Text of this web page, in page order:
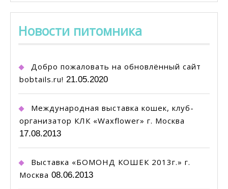
Новости питомника
Добро пожаловать на обновлённый сайт
bobtails.ru! 21.05.2020
Международная выставка кошек, клуб-
организатор КЛК «Waxflower» г. Москва
17.08.2013
Выставка «БОМОНД КОШЕК 2013г.» г.
Москва 08.06.2013